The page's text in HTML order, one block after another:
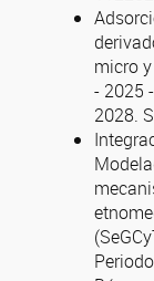
micro
- 2025
2028.